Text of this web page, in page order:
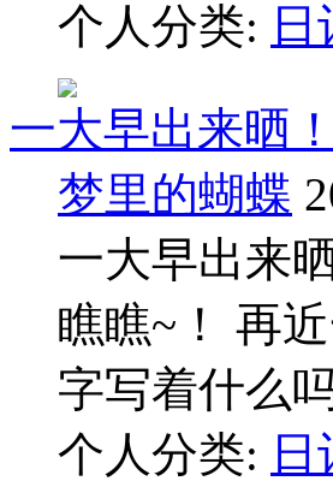
个人分类: 日
一大早出来晒
梦里的蝴蝶
一大早出来
瞧瞧~！ 再
字写着什么
个人分类: 日